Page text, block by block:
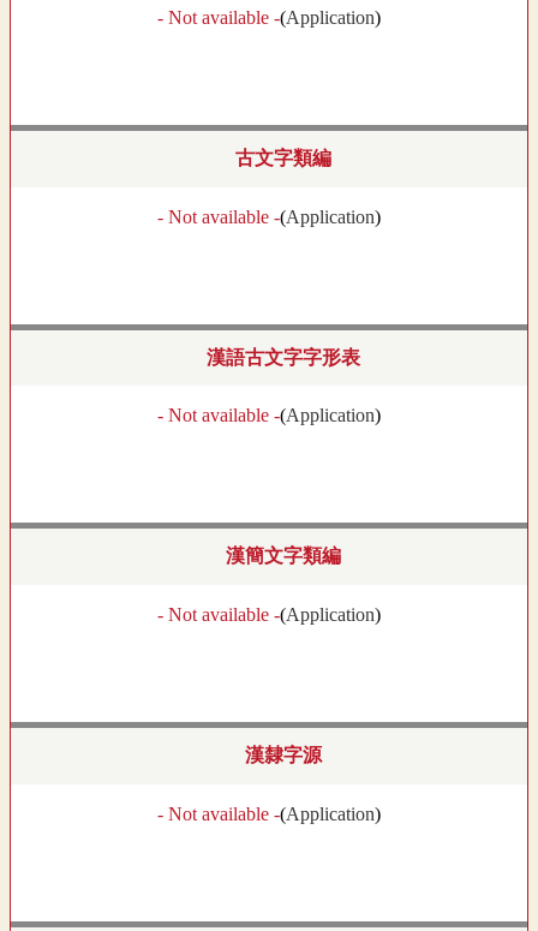
- Not available -(Application)
古文字類編
- Not available -(Application)
漢語古文字字形表
- Not available -(Application)
漢簡文字類編
- Not available -(Application)
漢隸字源
- Not available -(Application)